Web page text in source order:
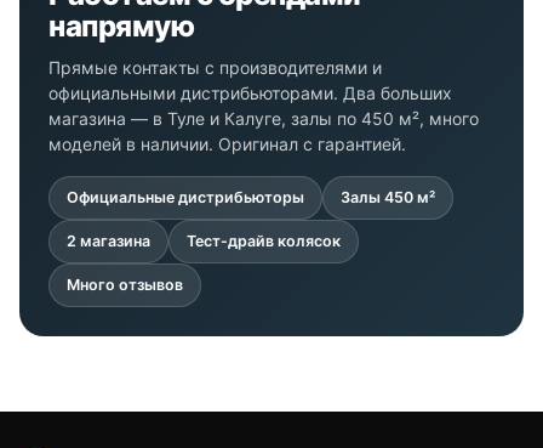
напрямую
Прямые контакты с производителями и
официальными дистрибьюторами. Два больших
магазина — в Туле и Калуге, залы по 450 м², много
моделей в наличии. Оригинал с гарантией.
Официальные дистрибьюторы Залы 450 м²
2 магазина Тест-драйв колясок
Много отзывов